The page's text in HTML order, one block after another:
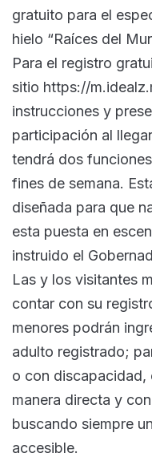
gratuito para el
hielo “Raíces del
Para el registro
sitio https://
instrucciones y
participación al
tendrá dos
fines de semana.
diseñada para que
esta puesta en
instruido el
Las y los visitantes
contar con su
menores podrán
adulto registrado;
o con discapacidad,
manera directa y
buscando siempre
accesible.